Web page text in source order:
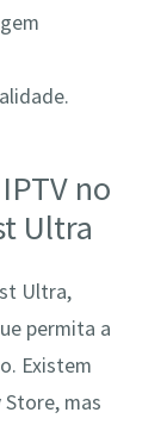
no
Ultra
Ultra,
permita a
Existem
mas